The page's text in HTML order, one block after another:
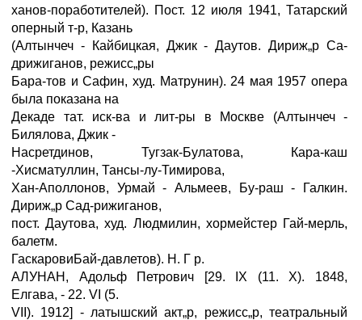
ханов-поработителей). Пост. 12 июля 1941, Татарский
оперный т-р, Казань
(Алтынчеч - Кайбицкая, Джик - Даутов. Дириж„р Са-
дрижиганов, режисс„ры
Бара-тов и Сафин, худ. Матрунин). 24 мая 1957 опера
была показана на
Декаде тат. иск-ва и лит-ры в Москве (Алтынчеч -
Билялова, Джик -
Насретдинов, Тугзак-Булатова, Кара-каш
-Хисматуллин, Тансы-лу-Тимирова,
Хан-Аполлонов, Урмай - Альмеев, Бу-раш - Галкин.
Дириж„р Сад-рижиганов,
пост. Даутова, худ. Людмилин, хормейстер Гай-мерль,
балетм.
ГаскаровиБай-давлетов). Н. Г р.
АЛУНАН, Адольф Петрович [29. IX (11. X). 1848,
Елгава, - 22. VI (5.
VII). 1912] - латышский акт„р, режисс„р, театральный